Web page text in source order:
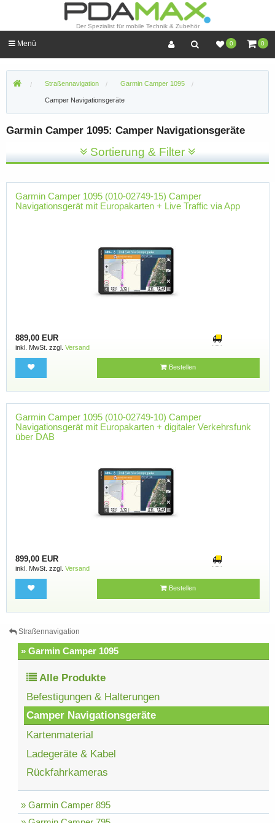
Der Spezialist für mobile Technik & Zubehör
0 0
Menü
Straßennavigation Garmin Camper 1095
Camper Navigationsgeräte
Garmin Camper 1095: Camper Navigationsgeräte
Sortierung & Filter
Garmin Camper 1095 (010-02749-15) Camper
Navigationsgerät mit Europakarten + Live Traffic via App
889,00 EUR
inkl. MwSt. zzgl. Versand
Bestellen
Garmin Camper 1095 (010-02749-10) Camper
Navigationsgerät mit Europakarten + digitaler Verkehrsfunk
über DAB
899,00 EUR
inkl. MwSt. zzgl. Versand
Bestellen
Straßennavigation
» Garmin Camper 1095
Alle Produkte
Befestigungen & Halterungen
Camper Navigationsgeräte
Kartenmaterial
Ladegeräte & Kabel
Rückfahrkameras
» Garmin Camper 895